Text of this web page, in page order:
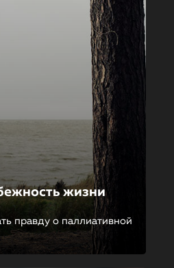
жизни
правду о паллиативной